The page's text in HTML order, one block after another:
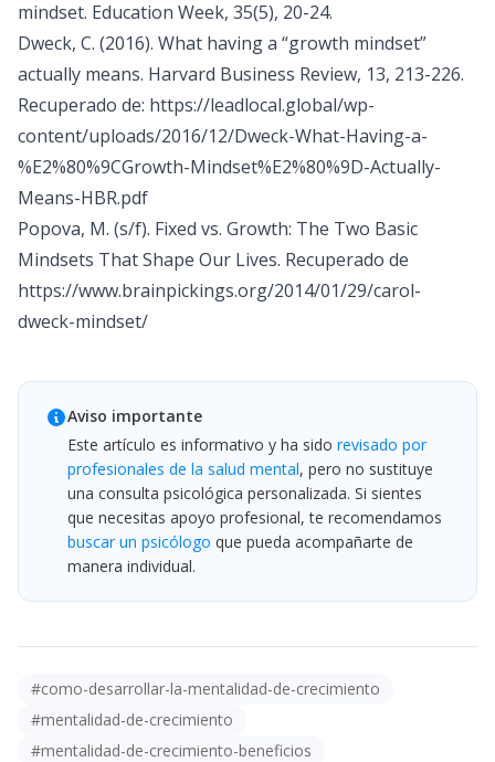
mindset. Education Week, 35(5), 20-24.
Dweck, C. (2016). What having a “growth mindset”
actually means. Harvard Business Review, 13, 213-226.
Recuperado de: https://leadlocal.global/wp-
content/uploads/2016/12/Dweck-What-Having-a-
%E2%80%9CGrowth-Mindset%E2%80%9D-Actually-
Means-HBR.pdf
Popova, M. (s/f). Fixed vs. Growth: The Two Basic
Mindsets That Shape Our Lives. Recuperado de
https://www.brainpickings.org/2014/01/29/carol-
dweck-mindset/
Aviso importante
Este artículo es informativo y ha sido revisado por
profesionales de la salud mental, pero no sustituye
una consulta psicológica personalizada. Si sientes
que necesitas apoyo profesional, te recomendamos
buscar un psicólogo que pueda acompañarte de
manera individual.
#como-desarrollar-la-mentalidad-de-crecimiento
#mentalidad-de-crecimiento
#mentalidad-de-crecimiento-beneficios